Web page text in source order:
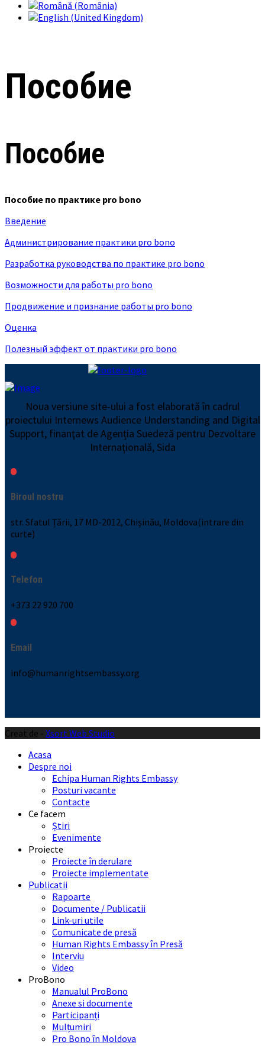
Пособие
Пособие
Пособие по практике pro bono
Введение
Администрирование практики pro bono
Разработка руководства по практике pro bono
Возможности для работы pro bono
Продвижение и признание работы pro bono
Оценка
Полезный эффект от практики pro bono
Noua versiune site-ului a fost elaborată în cadrul
proiectului Internews Audience Understanding and Digital
Support, finanţat de Agenția Suedeză pentru Dezvoltare
Internațională, Sida
Biroul nostru
str. Sfatul Țării, 17 MD-2012, Chișinău, Moldova(intrare din
curte)
Telefon
+373 22 920 700
Email
info@humanrightsembassy.org
Creat de - Xsort Web Studio
Acasa
Despre noi
Echipa Human Rights Embassy
Posturi vacante
Contacte
Ce facem
Știri
Evenimente
Proiecte
Proiecte în derulare
Proiecte implementate
Publicatii
Rapoarte
Documente / Publicatii
Link-uri utile
Comunicate de presă
Human Rights Embassy în Presă
Interviu
Video
ProBono
Manualul ProBono
Anexe si documente
Participanți
Mulțumiri
Pro Bono în Moldova